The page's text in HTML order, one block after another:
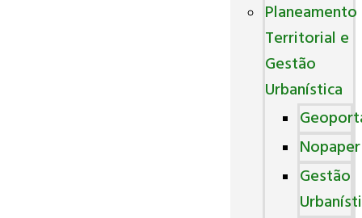
Planeamento
Territorial e
Gestão
Urbanística
Nopaper
Gestão